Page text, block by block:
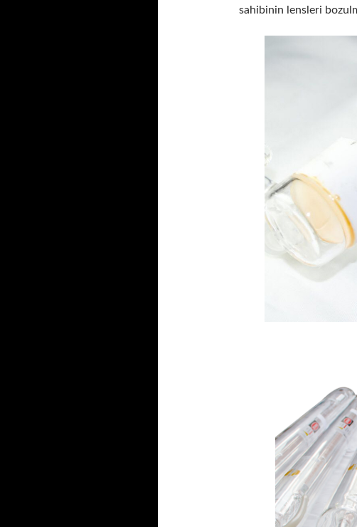
sahibinin lensleri